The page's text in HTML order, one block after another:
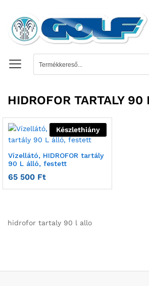
HIDROFOR TARTALY 90
Készlethiány
Vízellátó, HIDROFOR tartály
90 L álló, festett
65 500 Ft
hidrofor tartaly 90 l allo